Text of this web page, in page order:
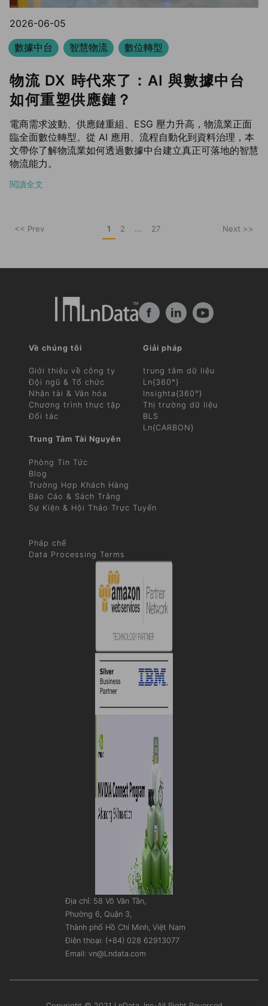
2026-06-05
數據中台
智慧物流 數位轉型
物流 DX 時代來了：AI 與數據中台
如何重塑供應鏈？
電商需求波動、供應鏈重組、ESG 壓力升高，物流業正面
臨全面數位轉型。從 AI 應用、流程自動化到資料治理，本
文帶你了解物流業如何透過數據中台建立真正可落地的智慧
物流能力。
閱讀全文
<< Prev 1 2 ... 27 Next >>
f in
Địa chỉ: 58 Võ Văn Tần,
Phường 6, Quận 3,
Thành phố Hồ Chí Minh, Việt Nam
Điện thoại: (+84) 028 62913077
Email: vn@Lndata.com
Về chúng tôi
Giới thiệu về công ty
Đội ngũ & Tổ chức
Nhân tài & Văn hóa
Chương trình thực tập
Đối tác
Giải pháp
trung tâm dữ liệu
Ln{360°}
Insighta{360°}
Thị trường dữ liệu
BLS
Ln{CARBON}
Trung Tâm Tài Nguyên
Phòng Tin Tức
Blog
Trường Hợp Khách Hàng
Báo Cáo & Sách Trắng
Sự Kiện & Hội Thảo Trực Tuyến
Pháp chế
Data Processing Terms